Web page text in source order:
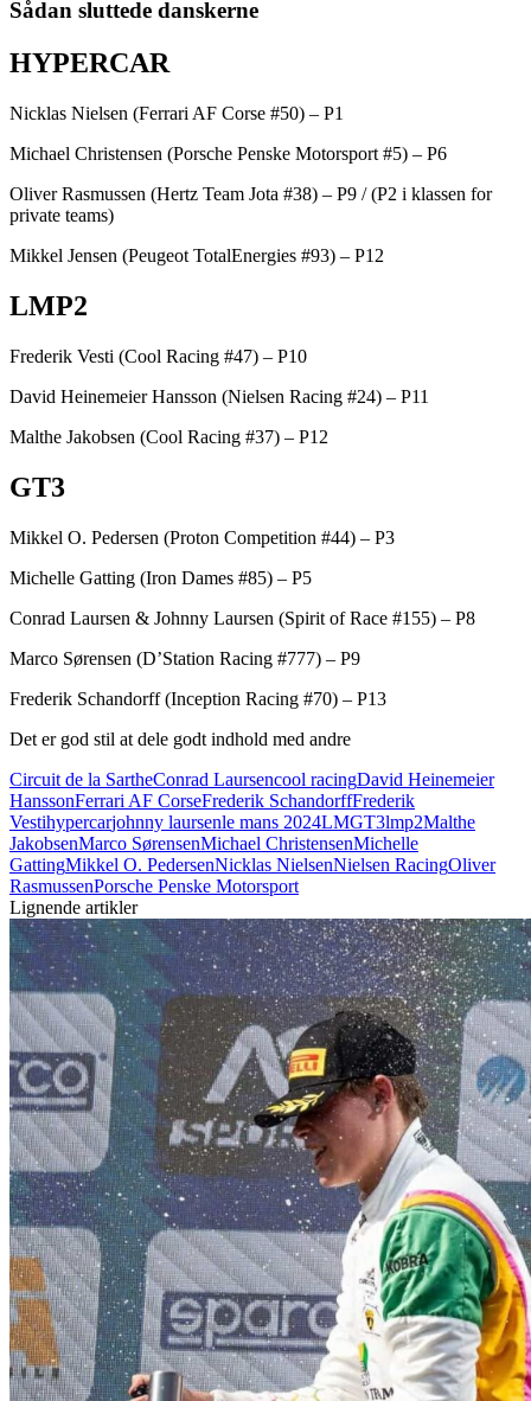
Sådan sluttede danskerne
HYPERCAR
Nicklas Nielsen (Ferrari AF Corse #50) – P1
Michael Christensen (Porsche Penske Motorsport #5) – P6
Oliver Rasmussen (Hertz Team Jota #38) – P9 / (P2 i klassen for
private teams)
Mikkel Jensen (Peugeot TotalEnergies #93) – P12
LMP2
Frederik Vesti (Cool Racing #47) – P10
David Heinemeier Hansson (Nielsen Racing #24) – P11
Malthe Jakobsen (Cool Racing #37) – P12
GT3
Mikkel O. Pedersen (Proton Competition #44) – P3
Michelle Gatting (Iron Dames #85) – P5
Conrad Laursen & Johnny Laursen (Spirit of Race #155) – P8
Marco Sørensen (D’Station Racing #777) – P9
Frederik Schandorff (Inception Racing #70) – P13
Det er god stil at dele godt indhold med andre
Circuit de la SartheConrad Laursencool racingDavid Heinemeier
HanssonFerrari AF CorseFrederik SchandorffFrederik
Vestihypercarjohnny laursenle mans 2024LMGT3lmp2Malthe
JakobsenMarco SørensenMichael ChristensenMichelle
GattingMikkel O. PedersenNicklas NielsenNielsen RacingOliver
RasmussenPorsche Penske Motorsport
Lignende artikler